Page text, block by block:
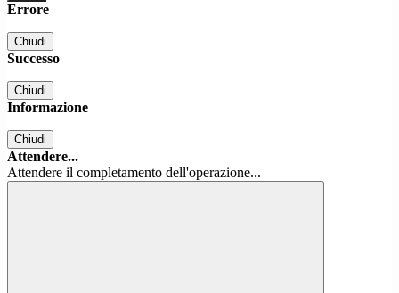
Errore
Chiudi
Successo
Chiudi
Informazione
Chiudi
Attendere...
Attendere il completamento dell'operazione...